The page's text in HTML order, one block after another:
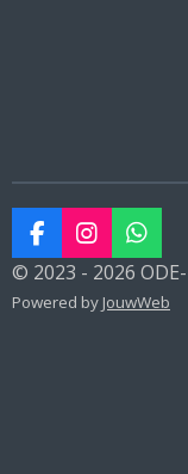
F
a
c
e
I
n
s
t
W
h
a
t
© 2023 - 2026
Powered by JouwWeb